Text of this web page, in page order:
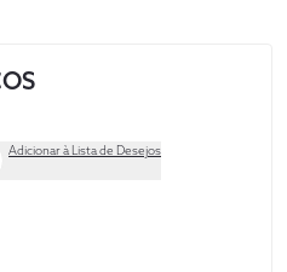
Adicionar à Lista de Desejos